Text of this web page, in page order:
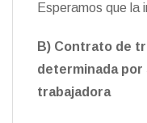
Esperamos que la
B) Contrato de
determinada
trabajadora